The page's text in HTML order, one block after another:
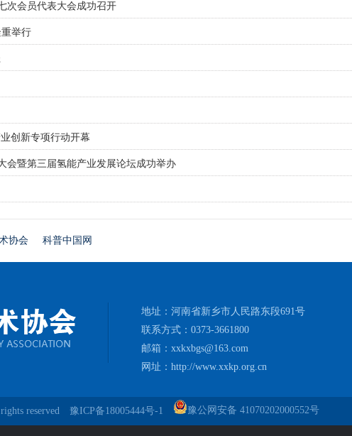
次会员代表大会成功召开
举行
创新专项行动开幕
会暨第三届氢能产业发展论坛成功举办
协会 科普中国网
地址：河南省新乡市人民路东段691号
联系方式：0373-3661800
邮箱：xxkxbgs@163.com
网址：http://www.xxkp.org.cn
reserved 豫ICP备18005444号-1 豫公网安备 41070202000552号